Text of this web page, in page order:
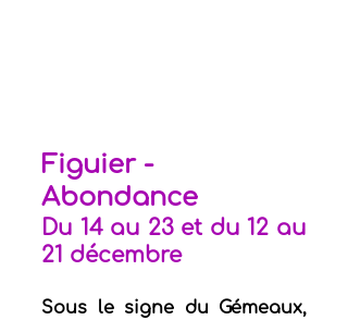
Figuier -
Abondance
Du 14 au 23 et du 12 au
21 décembre
Sous le signe du Gémeaux,